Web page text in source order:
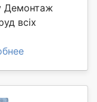
Демонтаж
всіх